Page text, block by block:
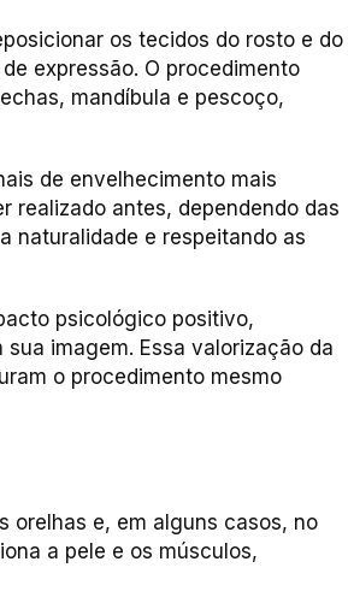
os tecidos do rosto e do
expressão. O procedimento
mandíbula e pescoço,
de envelhecimento mais
realizado antes, dependendo das
naturalidade e respeitando as
psicológico positivo,
imagem. Essa valorização da
o procedimento mesmo
orelhas e, em alguns casos, no
a pele e os músculos,